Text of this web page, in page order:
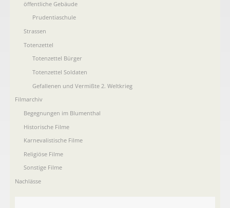
öffentliche Gebäude
Prudentiaschule
Strassen
Totenzettel
Totenzettel Bürger
Totenzettel Soldaten
Gefallenen und Vermißte 2. Weltkrieg
Filmarchiv
Begegnungen im Blumenthal
Historische Filme
Karnevalistische Filme
Religiöse Filme
Sonstige Filme
Nachlässe